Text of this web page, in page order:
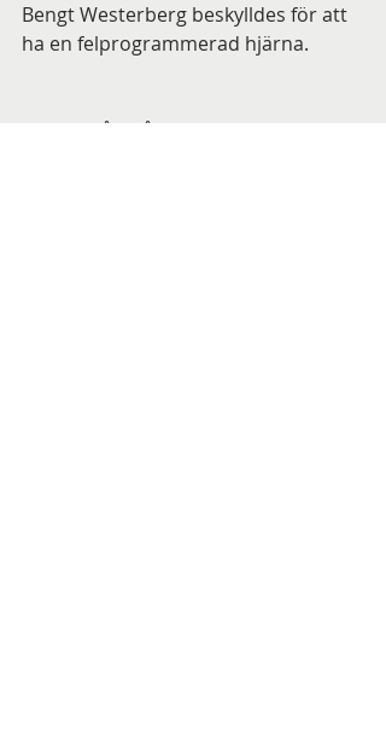
Bengt Westerberg beskylldes för att
ha en felprogrammerad hjärna.
De bortsåg från att ju mer de